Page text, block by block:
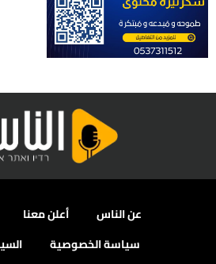
عن الناس أعلن معنا
سياسة الخصوصية